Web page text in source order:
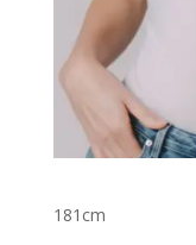
181cm